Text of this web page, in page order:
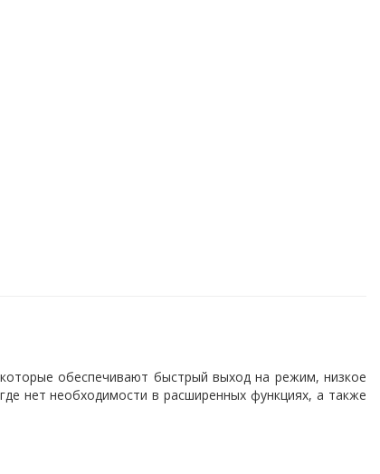
обеспечивают быстрый выход на режим, низкое
нет необходимости в расширенных функциях, а также